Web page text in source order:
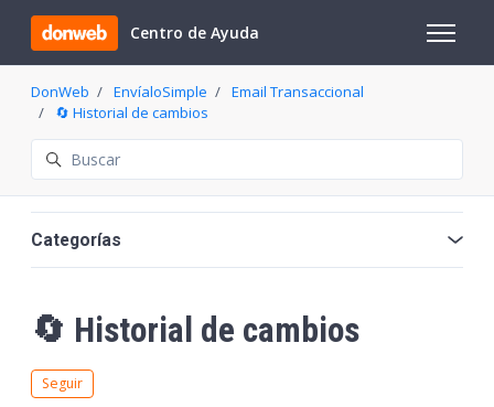
Saltar al contenido principal
Centro de Ayuda
Abrir/
DonWeb EnvíaloSimple
Email Transaccional
🔄 Historial de cambios
Búsqueda
🔄 Historial de cambios
Seguir
Categorías